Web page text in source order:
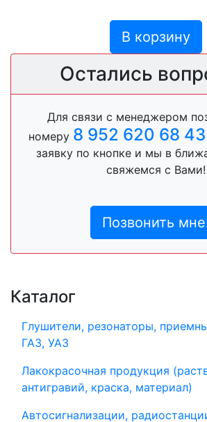
В корзину
Остались
Для связи с менеджером
номеру 8 952 620 68 43
заявку по кнопке и мы в
свяжемся с Вами!
Позвонить
Каталог
Глушители, резонаторы,
ГАЗ, УАЗ
Лакокрасочная продукция
антигравий, краска, материал)
Автосигнализации,